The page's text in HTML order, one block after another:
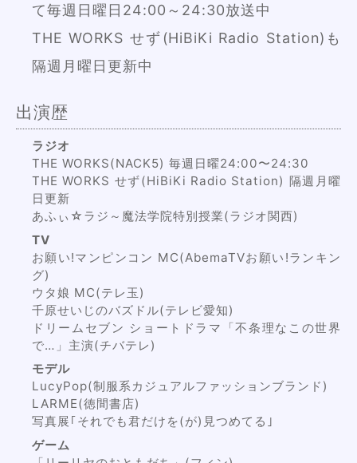
て毎週日曜日24:00～24:30放送中
THE WORKS せず(HiBiKi Radio Station)も
隔週月曜日更新中
出演歴
ラジオ
THE WORKS(NACK5) 毎週日曜24:00〜24:30
THE WORKS せず(HiBiKi Radio Station) 隔週月曜
日更新
あふぃ☆ラジ～魔法学院特別授業(ラジオ関西)
TV
お願い!マンピンコン MC(AbemaTVお願い!ランキン
グ)
ウタ娘 MC(テレ玉)
千原せいじのバズドル(テレビ愛知)
ドリームセブン ショートドラマ「不条理なこの世界
で…」主演(チバテレ)
モデル
LucyPop(制服系カジュアルファッションブランド)
LARME(徳間書店)
写真展｢それでも君だけを(が)見つめてる｣
ゲーム